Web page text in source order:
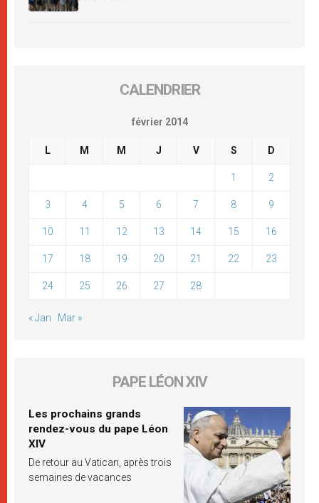
CALENDRIER
février 2014
L M M J V S D
1 2
3 4 5 6 7 8 9
10 11 12 13 14 15 16
17 18 19 20 21 22 23
24 25 26 27 28
« Jan Mar »
PAPE LÉON XIV
Les prochains grands
rendez-vous du pape Léon
XIV
De retour au Vatican, après trois
semaines de vacances